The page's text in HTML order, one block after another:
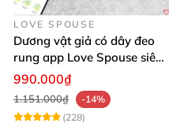
LOVE SPOUSE
Dương vật giả có dây đeo
rung app Love Spouse siêu
kích thích cho Les
990.000₫
1.151.000₫
-14%
(228)